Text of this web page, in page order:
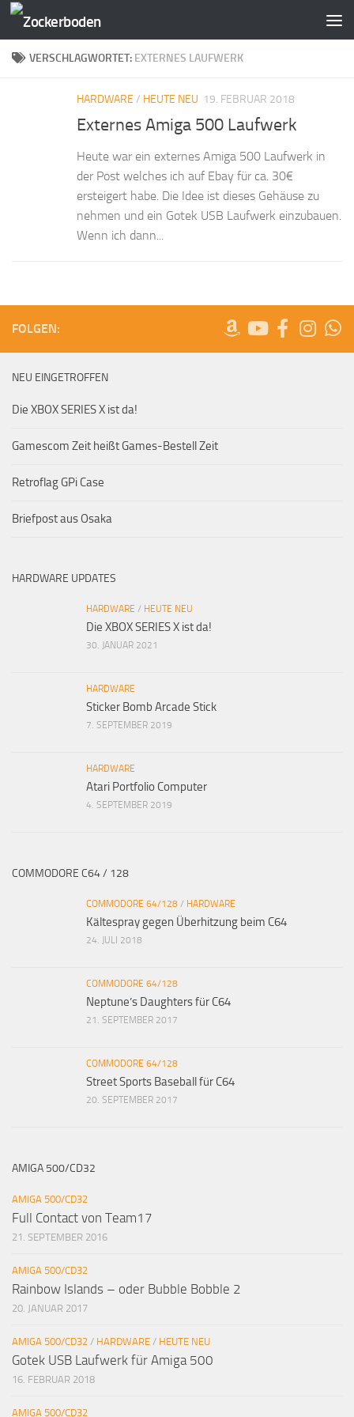
Zum Inhalt springen
VERSCHLAGWORTET: EXTERNES LAUFWERK
HARDWARE / HEUTE NEU 19. FEBRUAR 2018
Externes Amiga 500 Laufwerk
Heute war ein externes Amiga 500 Laufwerk in
der Post welches ich auf Ebay für ca. 30€
ersteigert habe. Die Idee ist dieses Gehäuse zu
nehmen und ein Gotek USB Laufwerk einzubauen.
Wenn ich dann...
FOLGEN:
NEU EINGETROFFEN
Die XBOX SERIES X ist da!
Gamescom Zeit heißt Games-Bestell Zeit
Retroflag GPi Case
Briefpost aus Osaka
HARDWARE UPDATES
HARDWARE / HEUTE NEU
Die XBOX SERIES X ist da!
30. JANUAR 2021
HARDWARE
Sticker Bomb Arcade Stick
7. SEPTEMBER 2019
HARDWARE
Atari Portfolio Computer
4. SEPTEMBER 2019
COMMODORE C64 / 128
COMMODORE 64/128 / HARDWARE
Kältespray gegen Überhitzung beim C64
24. JULI 2018
COMMODORE 64/128
Neptune’s Daughters für C64
21. SEPTEMBER 2017
COMMODORE 64/128
Street Sports Baseball für C64
20. SEPTEMBER 2017
AMIGA 500/CD32
AMIGA 500/CD32
Full Contact von Team17
21. SEPTEMBER 2016
AMIGA 500/CD32
Rainbow Islands – oder Bubble Bobble 2
20. JANUAR 2017
AMIGA 500/CD32 / HARDWARE / HEUTE NEU
Gotek USB Laufwerk für Amiga 500
16. FEBRUAR 2018
AMIGA 500/CD32